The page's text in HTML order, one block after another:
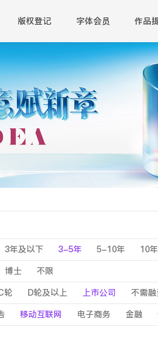
版权登记 字体会员 作品
3年及以下 3-5年 5-10年 10
博士 不限
轮 D轮及以上 上市公司 不需融
移动互联网 电子商务 金融